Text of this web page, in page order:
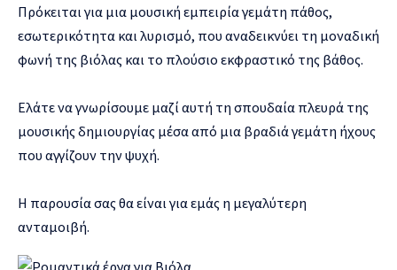
Πρόκειται για μια μουσική εμπειρία γεμάτη πάθος,
εσωτερικότητα και λυρισμό, που αναδεικνύει τη μοναδική
φωνή της βιόλας και το πλούσιο εκφραστικό της βάθος.
Ελάτε να γνωρίσουμε μαζί αυτή τη σπουδαία πλευρά της
μουσικής δημιουργίας μέσα από μια βραδιά γεμάτη ήχους
που αγγίζουν την ψυχή.
Η παρουσία σας θα είναι για εμάς η μεγαλύτερη
ανταμοιβή.